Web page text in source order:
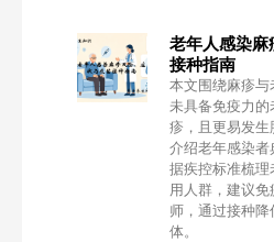
老年人感染麻
接种指南
本文围绕麻疹
未具备免疫力
疹，且更易发
介绍老年感染
据疾控标准梳
用人群，建议
师，通过接种
体。